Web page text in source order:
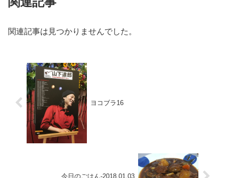
関連記事は見つかりませんでした。
ヨコブラ16
今日のごはん-2018.01.03